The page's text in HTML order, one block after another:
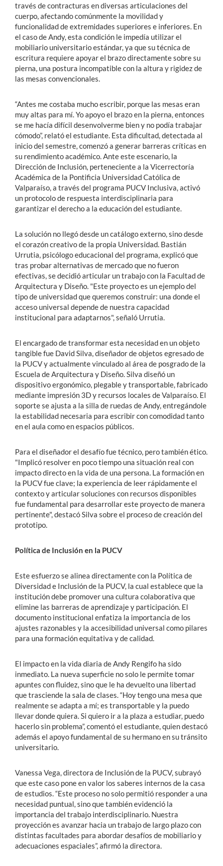
través de contracturas en diversas articulaciones del
cuerpo, afectando comúnmente la movilidad y
funcionalidad de extremidades superiores e inferiores. En
el caso de Andy, esta condición le impedía utilizar el
mobiliario universitario estándar, ya que su técnica de
escritura requiere apoyar el brazo directamente sobre su
pierna, una postura incompatible con la altura y rigidez de
las mesas convencionales.
“Antes me costaba mucho escribir, porque las mesas eran
muy altas para mí. Yo apoyo el brazo en la pierna, entonces
se me hacía difícil desenvolverme bien y no podía trabajar
cómodo”, relató el estudiante. Esta dificultad, detectada al
inicio del semestre, comenzó a generar barreras críticas en
su rendimiento académico. Ante este escenario, la
Dirección de Inclusión, perteneciente a la Vicerrectoría
Académica de la Pontificia Universidad Católica de
Valparaíso, a través del programa PUCV Inclusiva, activó
un protocolo de respuesta interdisciplinaria para
garantizar el derecho a la educación del estudiante.
La solución no llegó desde un catálogo externo, sino desde
el corazón creativo de la propia Universidad. Bastián
Urrutia, psicólogo educacional del programa, explicó que
tras probar alternativas de mercado que no fueron
efectivas, se decidió articular un trabajo con la Facultad de
Arquitectura y Diseño. "Este proyecto es un ejemplo del
tipo de universidad que queremos construir: una donde el
acceso universal depende de nuestra capacidad
institucional para adaptarnos", señaló Urrutia.
El encargado de transformar esta necesidad en un objeto
tangible fue David Silva, diseñador de objetos egresado de
la PUCV y actualmente vinculado al área de posgrado de la
Escuela de Arquitectura y Diseño. Silva diseñó un
dispositivo ergonómico, plegable y transportable, fabricado
mediante impresión 3D y recursos locales de Valparaíso. El
soporte se ajusta a la silla de ruedas de Andy, entregándole
la estabilidad necesaria para escribir con comodidad tanto
en el aula como en espacios públicos.
Para el diseñador el desafío fue técnico, pero también ético.
"Implicó resolver en poco tiempo una situación real con
impacto directo en la vida de una persona. La formación en
la PUCV fue clave; la experiencia de leer rápidamente el
contexto y articular soluciones con recursos disponibles
fue fundamental para desarrollar este proyecto de manera
pertinente", destacó Silva sobre el proceso de creación del
prototipo.
Política de Inclusión en la PUCV
Este esfuerzo se alinea directamente con la Política de
Diversidad e Inclusión de la PUCV, la cual establece que la
institución debe promover una cultura colaborativa que
elimine las barreras de aprendizaje y participación. El
documento institucional enfatiza la importancia de los
ajustes razonables y la accesibilidad universal como pilares
para una formación equitativa y de calidad.
El impacto en la vida diaria de Andy Rengifo ha sido
inmediato. La nueva superficie no solo le permite tomar
apuntes con fluidez, sino que le ha devuelto una libertad
que trasciende la sala de clases. “Hoy tengo una mesa que
realmente se adapta a mí; es transportable y la puedo
llevar donde quiera. Si quiero ir a la plaza a estudiar, puedo
hacerlo sin problema”, comentó el estudiante, quien destacó
además el apoyo fundamental de su hermano en su tránsito
universitario.
Vanessa Vega, directora de Inclusión de la PUCV, subrayó
que este caso pone en valor los saberes internos de la casa
de estudios. “Este proceso no solo permitió responder a una
necesidad puntual, sino que también evidenció la
importancia del trabajo interdisciplinario. Nuestra
proyección es avanzar hacia un trabajo de largo plazo con
distintas facultades para abordar desafíos de mobiliario y
adecuaciones espaciales”, afirmó la directora.